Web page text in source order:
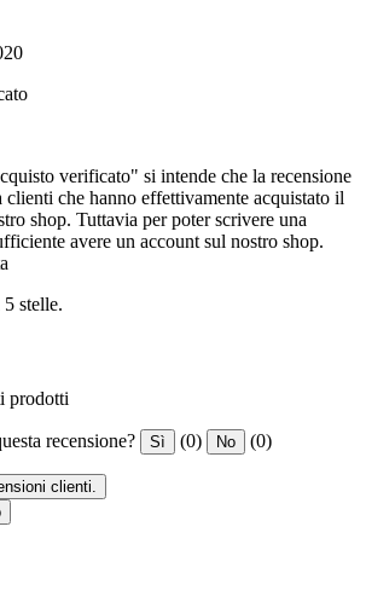
verificato" si intende che la recensione
clienti che hanno effettivamente acquistato il
shop. Tuttavia per poter scrivere una
avere un account sul nostro shop.
stelle.
prodotti
recensione? Sì (0) No (0)
clienti.